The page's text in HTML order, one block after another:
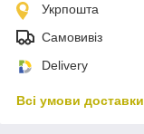
Укрпошта
Самовивіз
Delivery
Всі умови доставки